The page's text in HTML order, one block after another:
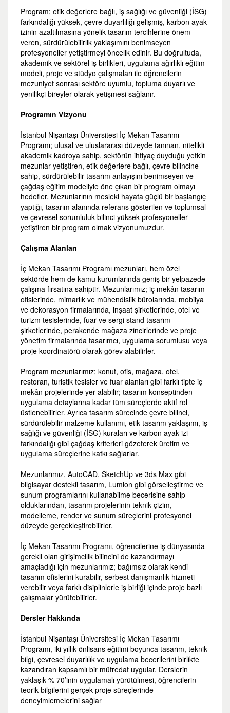
Program; etik değerlere bağlı, iş sağlığı ve güvenliği (İSG)
farkındalığı yüksek, çevre duyarlılığı gelişmiş, karbon ayak
izinin azaltılmasına yönelik tasarım tercihlerine önem
veren, sürdürülebilirlik yaklaşımını benimseyen
profesyoneller yetiştirmeyi öncelik edinir. Bu doğrultuda,
akademik ve sektörel iş birlikleri, uygulama ağırlıklı eğitim
modeli, proje ve stüdyo çalışmaları ile öğrencilerin
mezuniyet sonrası sektöre uyumlu, topluma duyarlı ve
yenilikçi bireyler olarak yetişmesi sağlanır.
Programın Vizyonu
İstanbul Nişantaşı Üniversitesi İç Mekan Tasarımı
Programı; ulusal ve uluslararası düzeyde tanınan, nitelikli
akademik kadroya sahip, sektörün ihtiyaç duyduğu yetkin
mezunlar yetiştiren, etik değerlere bağlı, çevre bilincine
sahip, sürdürülebilir tasarım anlayışını benimseyen ve
çağdaş eğitim modeliyle öne çıkan bir program olmayı
hedefler. Mezunlarının mesleki hayata güçlü bir başlangıç
yaptığı, tasarım alanında referans gösterilen ve toplumsal
ve çevresel sorumluluk bilinci yüksek profesyoneller
yetiştiren bir program olmak vizyonumuzdur.
Çalışma Alanları
İç Mekan Tasarımı Programı mezunları, hem özel
sektörde hem de kamu kurumlarında geniş bir yelpazede
çalışma fırsatına sahiptir. Mezunlarımız; iç mekân tasarım
ofislerinde, mimarlık ve mühendislik bürolarında, mobilya
ve dekorasyon firmalarında, inşaat şirketlerinde, otel ve
turizm tesislerinde, fuar ve sergi stand tasarım
şirketlerinde, perakende mağaza zincirlerinde ve proje
yönetim firmalarında tasarımcı, uygulama sorumlusu veya
proje koordinatörü olarak görev alabilirler.
Program mezunlarımız; konut, ofis, mağaza, otel,
restoran, turistik tesisler ve fuar alanları gibi farklı tipte iç
mekân projelerinde yer alabilir; tasarım konseptinden
uygulama detaylarına kadar tüm süreçlerde aktif rol
üstlenebilirler. Ayrıca tasarım sürecinde çevre bilinci,
sürdürülebilir malzeme kullanımı, etik tasarım yaklaşımı, iş
sağlığı ve güvenliği (İSG) kuraları ve karbon ayak izi
farkındalığı gibi çağdaş kriterleri gözeterek üretim ve
uygulama süreçlerine katkı sağlarlar.
Mezunlarımız, AutoCAD, SketchUp ve 3ds Max gibi
bilgisayar destekli tasarım, Lumion gibi görselleştirme ve
sunum programlarını kullanabilme becerisine sahip
olduklarından, tasarım projelerinin teknik çizim,
modelleme, render ve sunum süreçlerini profesyonel
düzeyde gerçekleştirebilirler.
İç Mekan Tasarımı Programı, öğrencilerine iş dünyasında
gerekli olan girişimcilik bilincini de kazandırmayı
amaçladığı için mezunlarımız; bağımsız olarak kendi
tasarım ofislerini kurabilir, serbest danışmanlık hizmeti
verebilir veya farklı disiplinlerle iş birliği içinde proje bazlı
çalışmalar yürütebilirler.
Dersler Hakkında
İstanbul Nişantaşı Üniversitesi İç Mekan Tasarımı
Programı, iki yıllık önlisans eğitimi boyunca tasarım, teknik
bilgi, çevresel duyarlılık ve uygulama becerilerini birlikte
kazandıran kapsamlı bir müfredat uygular. Derslerin
yaklaşık % 70’inin uygulamalı yürütülmesi, öğrencilerin
teorik bilgilerini gerçek proje süreçlerinde
deneyimlemelerini sağlar